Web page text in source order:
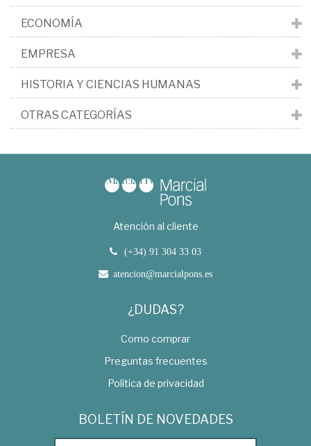
ECONOMÍA
EMPRESA
HISTORIA Y CIENCIAS HUMANAS
OTRAS CATEGORÍAS
Atención al cliente
(+34) 91 304 33 03
atencion@marcialpons.es
¿DUDAS?
Como comprar
Preguntas frecuentes
Política de privacidad
BOLETÍN DE NOVEDADES